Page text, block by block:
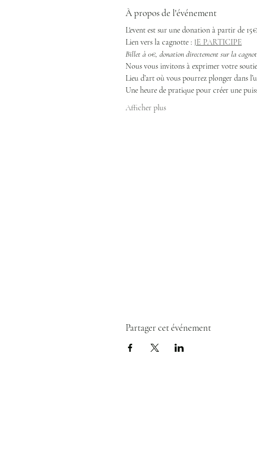
À propos de l'événement
L'event est sur une donation à partir de
Lien vers la cagnotte : JE PARTICIPE
Billet à 0€, donation directement sur la
Nous vous invitons à exprimer votre
Lieu d’art où vous pourrez plonger dans
Une heure de pratique pour créer une
Afficher plus
Partager cet événement